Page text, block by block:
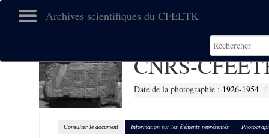
Archives scientifiques du CFEETK
CNRS-
Date de la photographie : 1926-1954
Consulter le document Information sur les éléments représentés